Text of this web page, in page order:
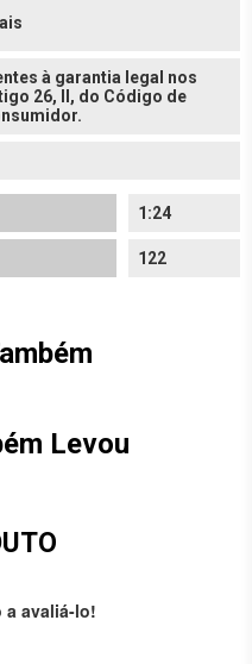
à garantia legal nos
26, II, do Código de
1:24
122
Levou
a avaliá-lo!